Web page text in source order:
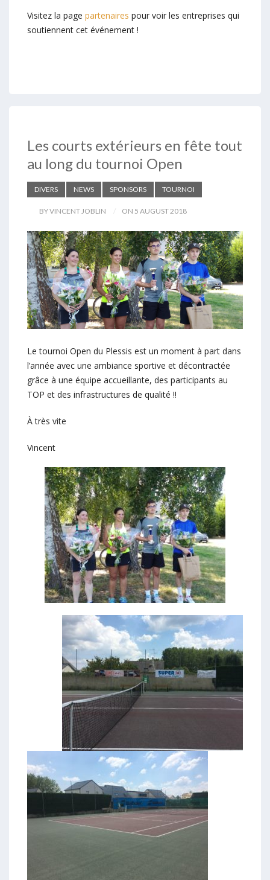
Visitez la page partenaires pour voir les entreprises qui
soutiennent cet événement !
Les courts extérieurs en fête tout
au long du tournoi Open
DIVERS NEWS SPONSORS TOURNOI
BY VINCENT JOBLIN ON 5 AUGUST 2018
Le tournoi Open du Plessis est un moment à part dans
l’année avec une ambiance sportive et décontractée
grâce à une équipe accueillante, des participants au
TOP et des infrastructures de qualité !!
À très vite
Vincent